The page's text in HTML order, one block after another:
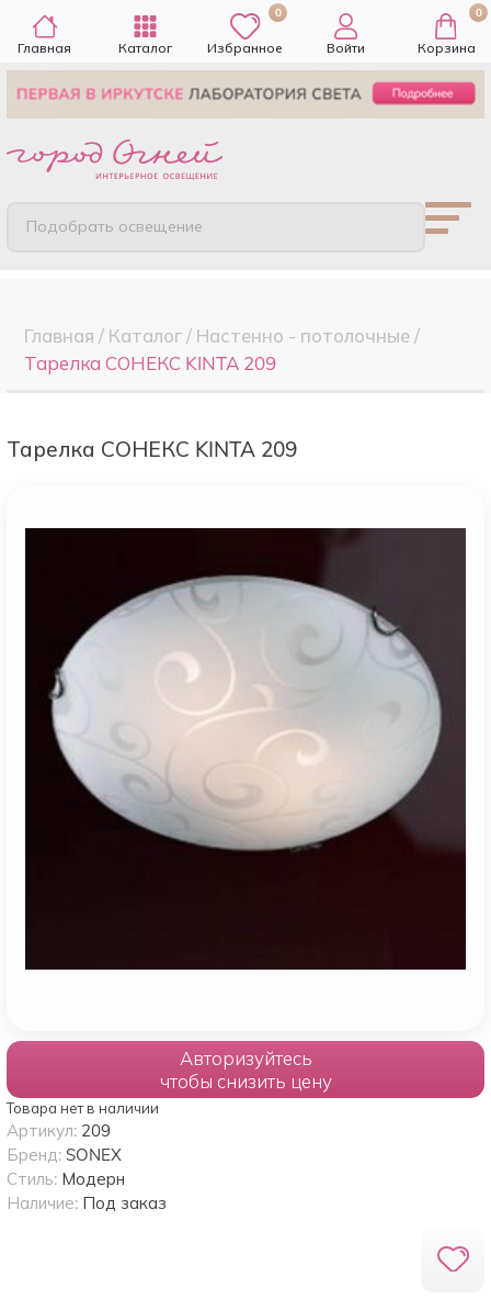
Главная Каталог
0
Избранное Войти
0
Корзина
Подобрать освещение
Главная / Каталог/ Настенно - потолочные/
Тарелка СОНЕКС KINTA 209
Тарелка СОНЕКС KINTA 209
Авторизуйтесь
чтобы снизить цену
Товара нет в наличии
Артикул: 209
Бренд: SONEX
Стиль: Модерн
Наличие: Под заказ